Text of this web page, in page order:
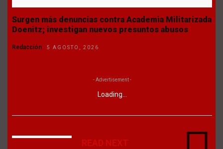
Surgen más denuncias contra Academia Militarizada
Doenitz; investigan nuevos presuntos abusos
Redacción 5 AGOSTO, 2026
- Advertisement -
Loading...
READ NEXT